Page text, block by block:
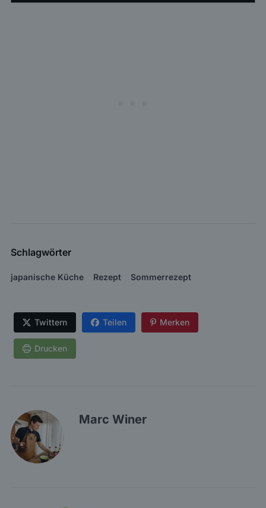
Schlagwörter
japanische Küche Rezept Sommerrezept
Twittern Teilen Merken
Drucken
Marc Winer